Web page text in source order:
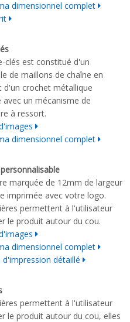
dimensionnel complet
clés est constitué d'un
de maillons de chaîne en
d'un crochet métallique
avec un mécanisme de
à ressort.
dimensionnel complet
marquée de 12mm de largeur
imprimée avec votre logo.
permettent à l'utilisateur
le produit autour du cou.
dimensionnel complet
d'impression détaillé
permettent à l'utilisateur
le produit autour du cou, elles